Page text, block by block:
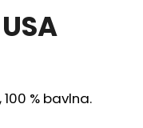
% bavlna.